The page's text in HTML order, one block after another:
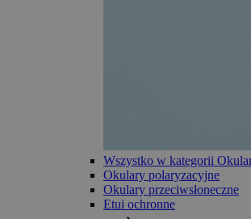
Wszystko w kategorii
Okulary polaryzacyjne
Okulary przeciwsłoneczne
Etui ochronne